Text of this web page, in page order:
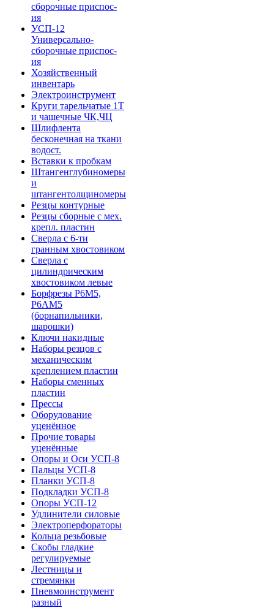
сборочные приспос-
ия
УСП-12
Универсально-
сборочные приспос-
ия
Хозяйственный
инвентарь
Электроинструмент
Круги тарельчатые 1Т
и чашечные ЧК,ЧЦ
Шлифлента
бесконечная на ткани
водост.
Вставки к пробкам
Штангенглубиномеры
и
штангентолщиномеры
Резцы контурные
Резцы сборные с мех.
крепл. пластин
Сверла с 6-ти
гранным хвостовиком
Сверла с
цилиндрическим
хвостовиком левые
Борфрезы Р6М5,
Р6АМ5
(борнапильники,
шарошки)
Ключи накидные
Наборы резцов с
механическим
креплением пластин
Наборы сменных
пластин
Прессы
Оборудование
уценённое
Прочие товары
уценённые
Опоры и Оси УСП-8
Пальцы УСП-8
Планки УСП-8
Подкладки УСП-8
Опоры УСП-12
Удлинители силовые
Электроперфораторы
Кольца резьбовые
Скобы гладкие
регулируемые
Лестницы и
стремянки
Пневмоинструмент
разный